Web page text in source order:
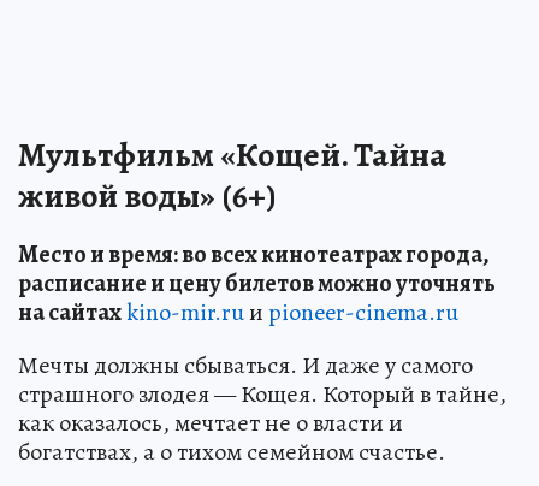
Мультфильм «Кощей. Тайна
живой воды» (6+)
Место и время: во всех кинотеатрах города,
расписание и цену билетов можно уточнять
на сайтахkino-mir.ruиpioneer-cinema.ru
Мечты должны сбываться. И даже у самого
страшного злодея — Кощея. Который в тайне,
как оказалось, мечтает не о власти и
богатствах, а о тихом семейном счастье.